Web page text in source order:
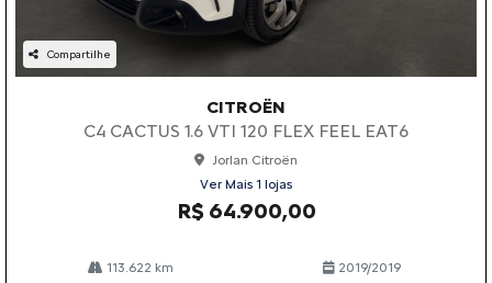
Compartilhe
CITROËN
C4 CACTUS 1.6 VTI 120 FLEX FEEL EAT6
Jorlan Citroën
Ver Mais 1 lojas
R$ 64.900,00
113.622 km 2019/2019